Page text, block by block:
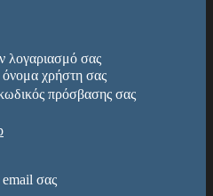
λογαριασμό σας
όνομα χρήστη σας
πρόσβασης σας
email σας